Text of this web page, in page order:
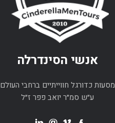
אנשי הסינדרלה
מסעות כדורגל חווייתיים ברחבי העולם
ע״ש סמ״ר יואב פפר ז״ל